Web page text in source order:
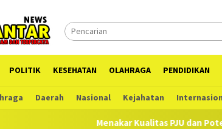
POLITIK KESEHATAN OLAHRAGA PENDIDIKAN
Daerah Nasional Kejahatan
Menakar Kualitas PJU dan Potensi